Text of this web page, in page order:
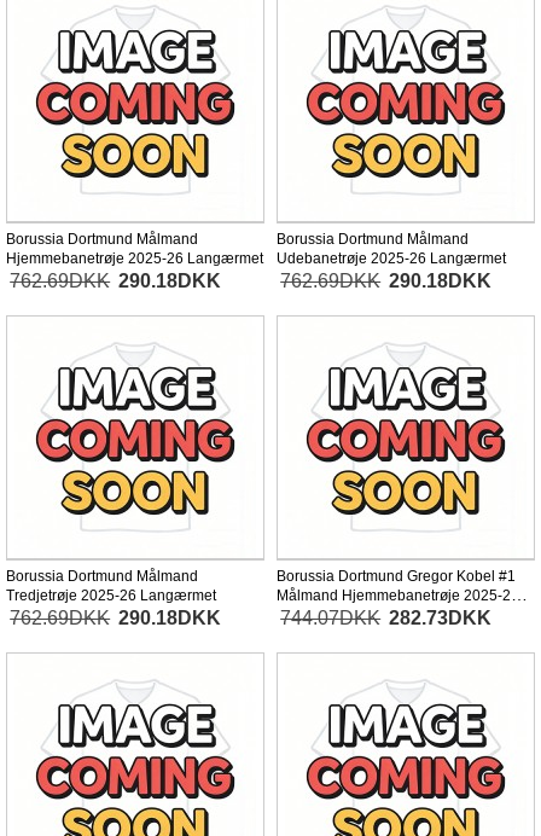
Borussia Dortmund Målmand
Hjemmebanetrøje 2025-26 Langærmet
762.69DKK 290.18DKK
Borussia Dortmund Målmand
Udebanetrøje 2025-26 Langærmet
762.69DKK 290.18DKK
Borussia Dortmund Målmand
Tredjetrøje 2025-26 Langærmet
762.69DKK 290.18DKK
Borussia Dortmund Gregor Kobel #1
Målmand Hjemmebanetrøje 2025-26
Kortærmet
744.07DKK 282.73DKK